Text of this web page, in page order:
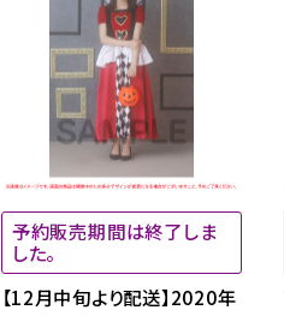
予約販売期間は終了しま
した。
【12月中旬より配送】2020年